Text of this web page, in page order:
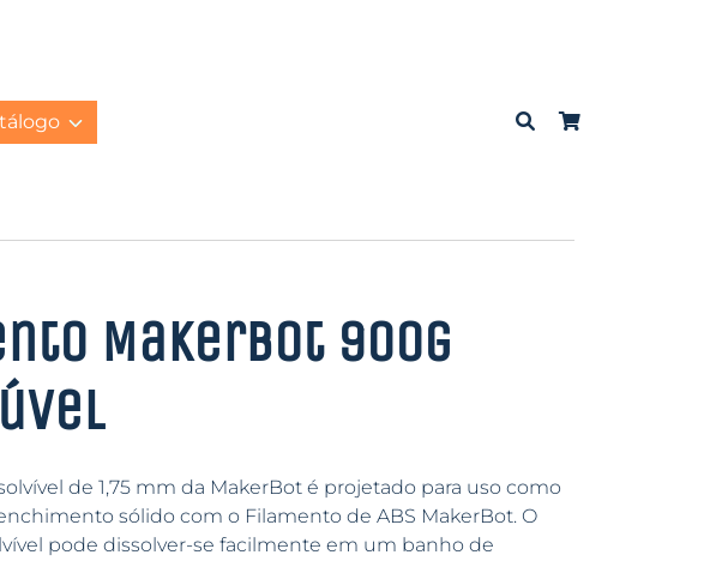
MakerBot 900g
de 1,75 mm da MakerBot é projetado para uso como
sólido com o Filamento de ABS MakerBot. O
pode dissolver-se facilmente em um banho de